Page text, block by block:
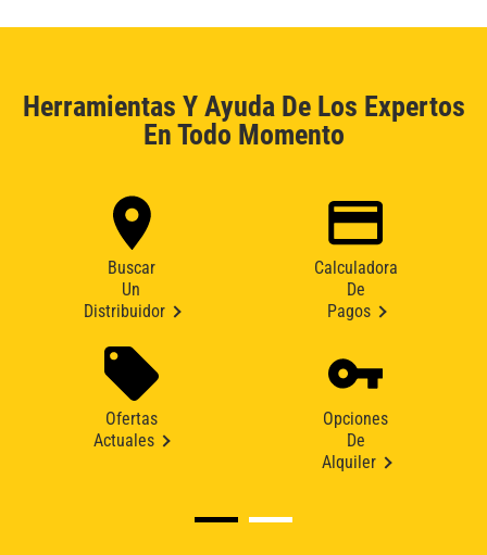
Herramientas Y Ayuda De Los Expertos
En Todo Momento
Buscar
Un
Distribuidor
Calculadora
De
Pagos
Ofertas
Actuales
Opciones
De
Alquiler